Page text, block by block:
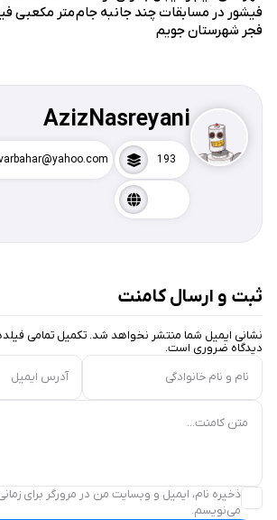
فیشور در مسابقات چند جانبه جام
فجر شهرستان جویم
متر مکعبی
AzizNasreyani
193
ثبت و ارسال کامنت
نشانی ایمیل شما منتشر نخواهد شد. تکمیل تمامی
دیدگاه ضروری است.
نام و نام خانوادگی
آدرس ایمیل
متن کامنت...
ذخیره نام، ایمیل و وبسایت من در مرورگر برای
می‌نویسم.